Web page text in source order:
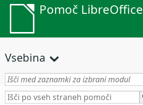
Pomoč
Vsebina